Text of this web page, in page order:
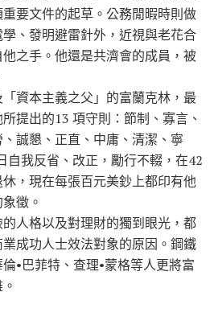
要文件的起草。公務閒暇時則做
、發明避雷針外，近視與老花合
之手。他還是共濟會的成員，被
本主義之父」的富蘭克林，最
提出的13 項守則：節制、寡言、
誠懇、正直、中庸、清潔、寧
我反省、改正，勵行不輟，在42
，現在每張百元美鈔上都印有他
徵。
人格以及對理財的獨到眼光，都
成功人士效法對象的原因。鋼鐵
•巴菲特、查理•蒙格等人更將富